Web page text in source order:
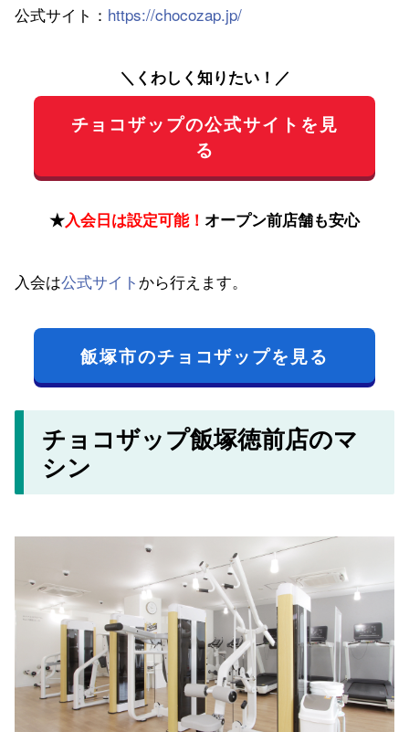
公式サイト： https://chocozap.jp/
＼くわしく知りたい！／
チョコザップの公式サイトを見
る
★入会日は設定可能！ オープン前店舗も安心
入会は公式サイト から行えます。
飯塚市のチョコザップを見る
チョコザップ飯塚徳前店のマ
シン